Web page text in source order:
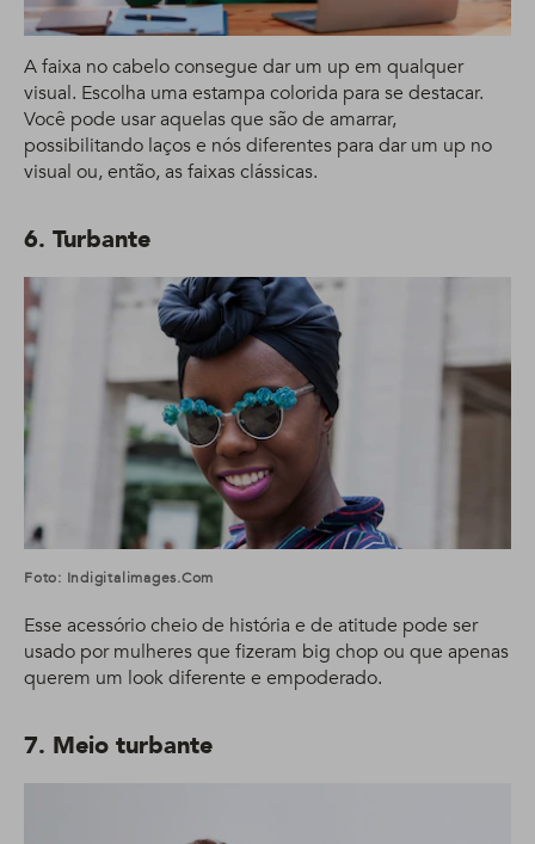
A faixa no cabelo consegue dar um up em qualquer
visual. Escolha uma estampa colorida para se destacar.
Você pode usar aquelas que são de amarrar,
possibilitando laços e nós diferentes para dar um up no
visual ou, então, as faixas clássicas.
6. Turbante
Foto: Indigitalimages.com
Esse acessório cheio de história e de atitude pode ser
usado por mulheres que fizeram big chop ou que apenas
querem um look diferente e empoderado.
7. Meio turbante